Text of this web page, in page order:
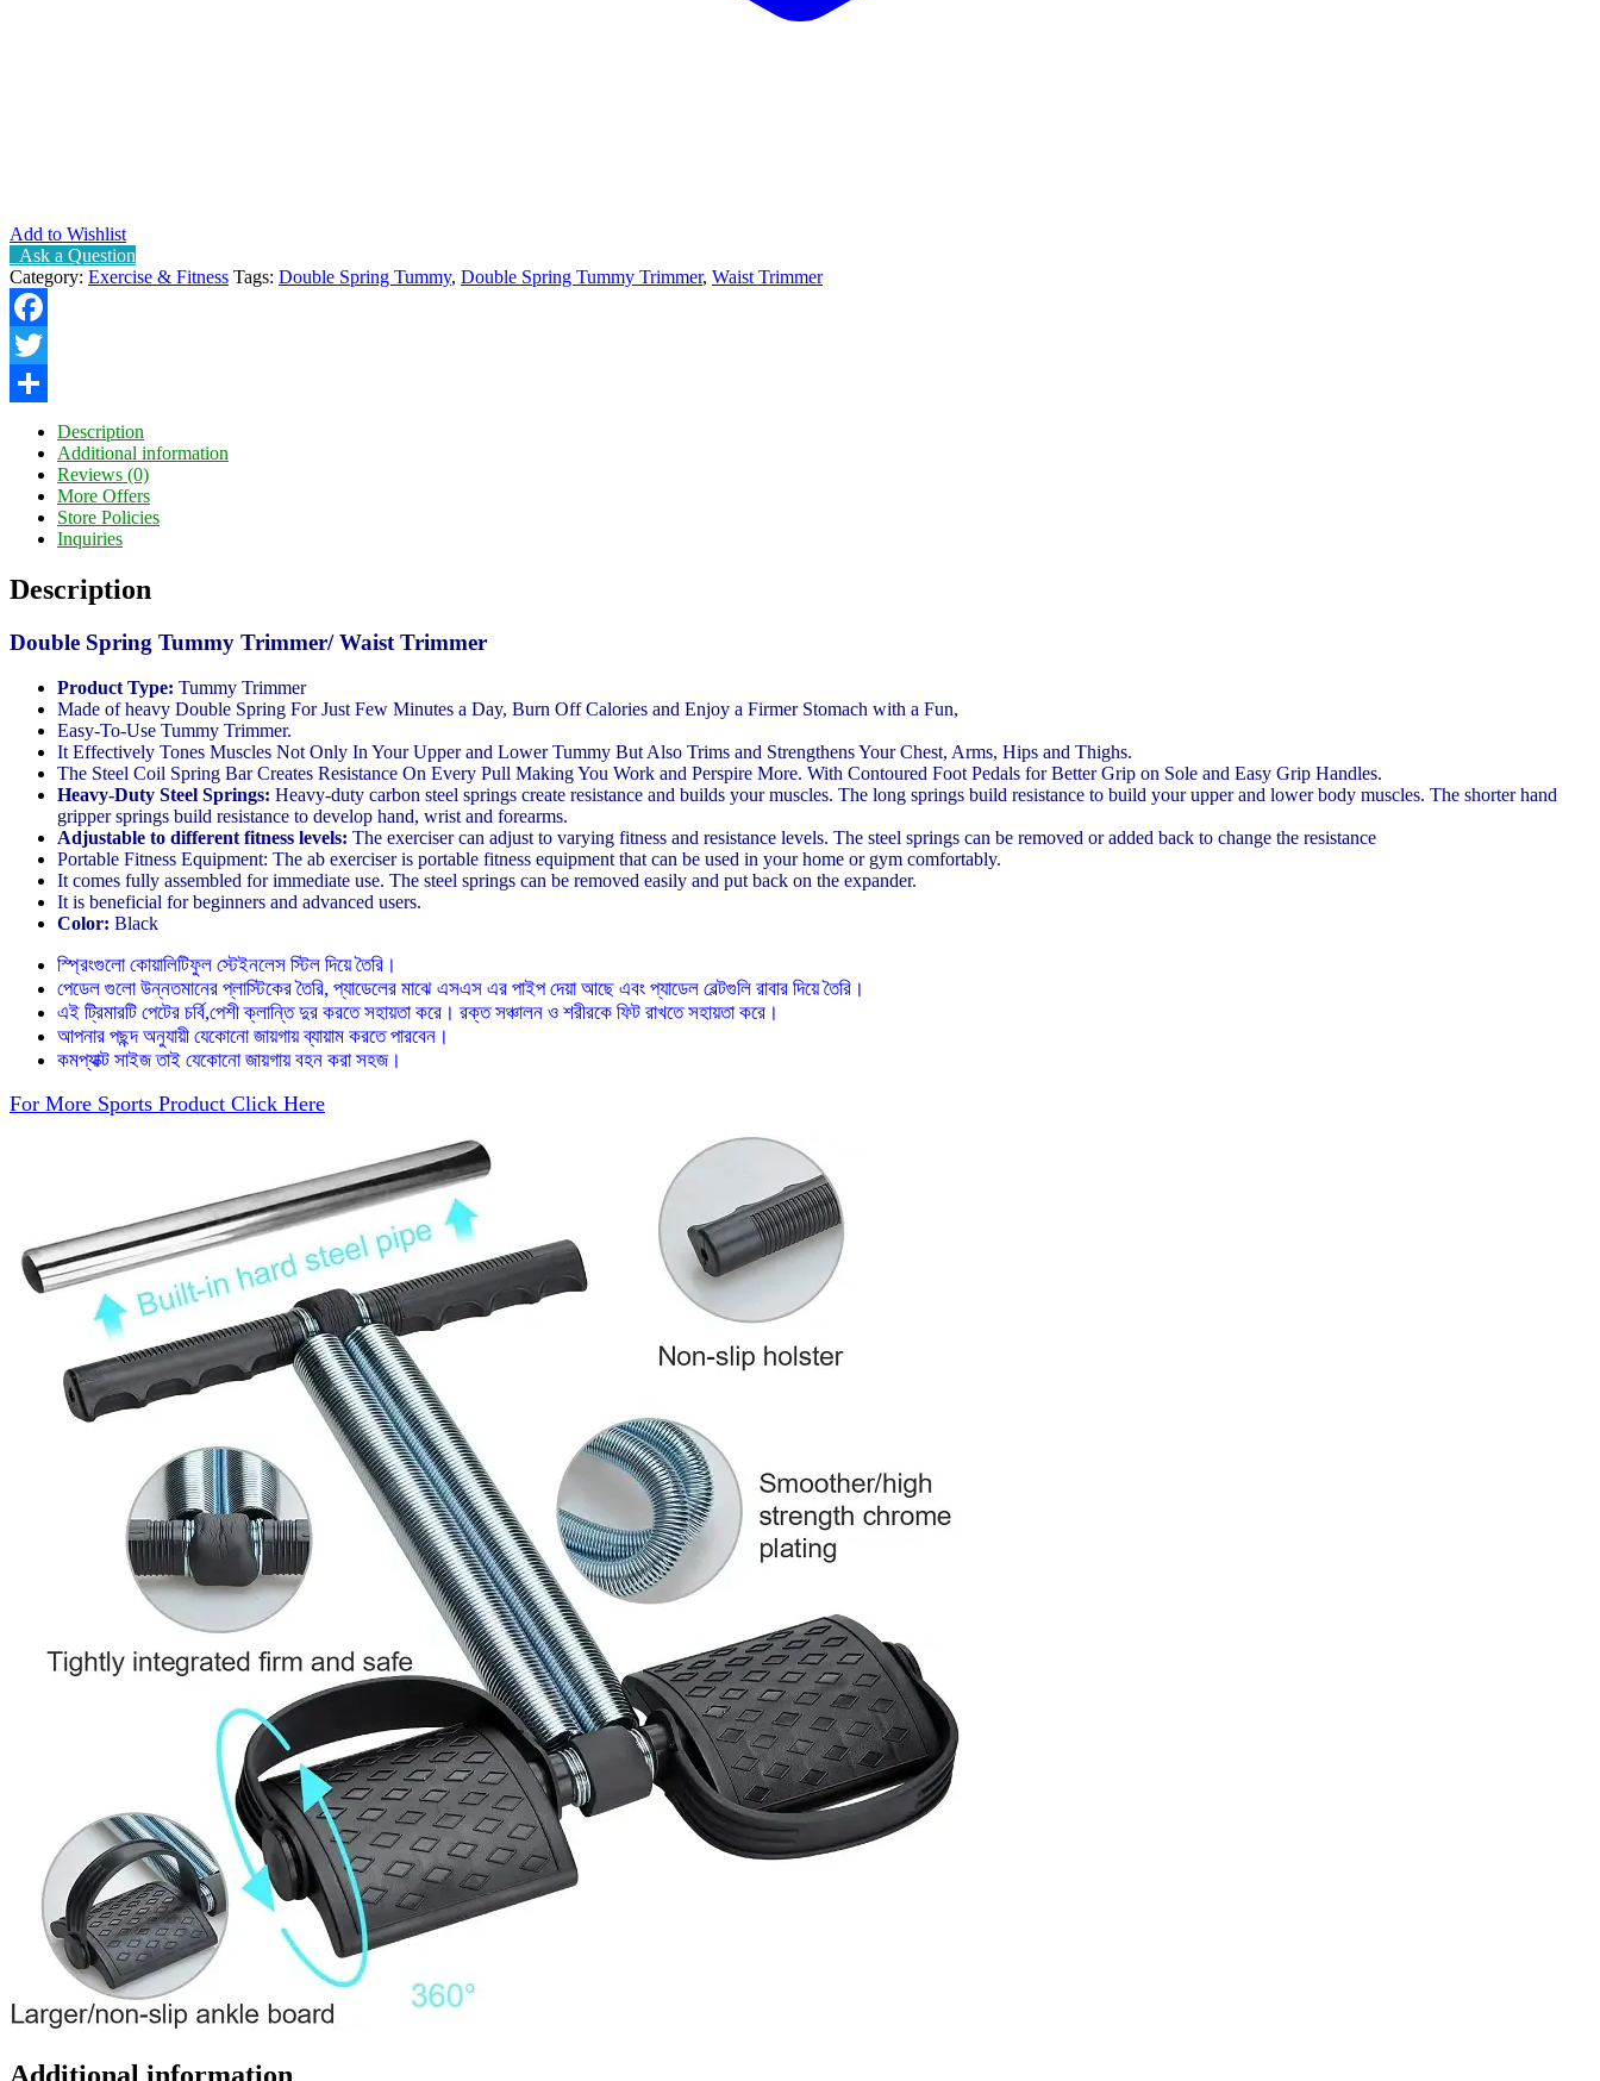
Add to Wishlist
Ask a Question
Category: Exercise & Fitness Tags: Double Spring Tummy, Double Spring Tummy Trimmer, Waist Trimmer
Facebook
Twitter
Description
Additional information
Reviews (0)
More Offers
Store Policies
Inquiries
Description
Double Spring Tummy Trimmer/ Waist Trimmer
Product Type: Tummy Trimmer
Made of heavy Double Spring For Just Few Minutes a Day, Burn Off Calories and Enjoy a Firmer Stomach with a Fun,
Easy-To-Use Tummy Trimmer.
It Effectively Tones Muscles Not Only In Your Upper and Lower Tummy But Also Trims and Strengthens Your Chest, Arms, Hips and Thighs.
The Steel Coil Spring Bar Creates Resistance On Every Pull Making You Work and Perspire More. With Contoured Foot Pedals for Better Grip on Sole and Easy Grip Handles.
Heavy-Duty Steel Springs: Heavy-duty carbon steel springs create resistance and builds your muscles. The long springs build resistance to build your upper and lower body muscles. The shorter hand
gripper springs build resistance to develop hand, wrist and forearms.
Adjustable to different fitness levels: The exerciser can adjust to varying fitness and resistance levels. The steel springs can be removed or added back to change the resistance
Portable Fitness Equipment: The ab exerciser is portable fitness equipment that can be used in your home or gym comfortably.
It comes fully assembled for immediate use. The steel springs can be removed easily and put back on the expander.
It is beneficial for beginners and advanced users.
Color: Black
স্প্রিংগুলো কোয়ালিটিফুল স্টেইনলেস স্টিল দিয়ে তৈরি।
পেডেল গুলো উন্নতমানের প্লাস্টিকের তৈরি, প্যাডেলের মাঝে এসএস এর পাইপ দেয়া আছে এবং প্যাডেল বেল্টগুলি রাবার দিয়ে তৈরি।
এই ট্রিমারটি পেটের চর্বি,পেশী ক্লান্তি দুর করতে সহায়তা করে। রক্ত সঞ্চালন ও শরীরকে ফিট রাখতে সহায়তা করে।
আপনার পছন্দ অনুযায়ী যেকোনো জায়গায় ব্যায়াম করতে পারবেন।
কমপ্যাক্ট সাইজ তাই যেকোনো জায়গায় বহন করা সহজ।
For More Sports Product Click Here